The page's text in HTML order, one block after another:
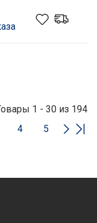
1 - 30 из 194
4 5